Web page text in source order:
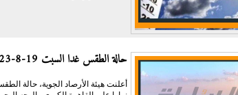
حالة الطقس غدا السبت 19-8-2023 في مصر
أعلنت هيئة الأرصاد الجوية،